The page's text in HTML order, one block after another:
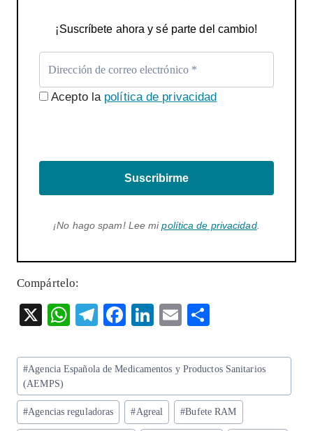
¡Suscríbete ahora y sé parte del cambio!
Acepto la política de privacidad
Suscribirme
¡No hago spam! Lee mipolítica de privacidad.
Compártelo:
X
W
ts
A
p
T
eg
m
F
eb
o
Li
ke
n
E
ai re
Etiquetas
de
la
entrada:
#Agencia Española de Medicamentos y Productos Sanitarios
(AEMPS)
#Agencias reguladoras #Agreal #Bufete RAM